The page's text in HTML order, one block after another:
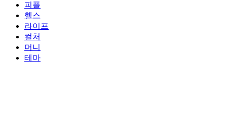
피플
헬스
라이프
컬처
머니
테마